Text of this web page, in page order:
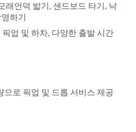
래언덕 밟기, 샌드보드 타기, 낙
하기
업 및 하차, 다양한 출발 시간
으로 픽업 및 드롭 서비스 제공